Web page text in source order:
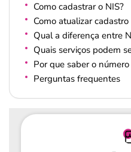
Como cadastrar o NIS?
Como atualizar cadastro
Qual a diferença entre
Quais serviços podem
Por que saber o
Perguntas frequentes